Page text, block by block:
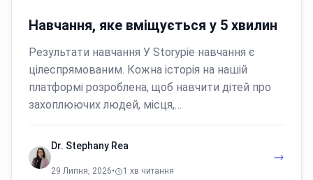
Навчання, яке вміщується у 5 хвилин
Результати навчання У Storypie навчання є
цілеспрямованим. Кожна історія на нашій
платформі розроблена, щоб навчити дітей про
захоплюючих людей, місця,…
Dr. Stephany Rea
29 Липня, 2026• 1 хв читання